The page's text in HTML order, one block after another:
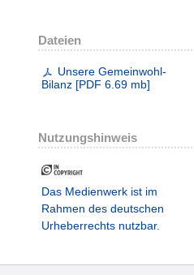
Dateien
Unsere Gemeinwohl-
Bilanz [PDF 6.69 mb]
Nutzungshinweis
Das Medienwerk ist im
Rahmen des deutschen
Urheberrechts nutzbar.